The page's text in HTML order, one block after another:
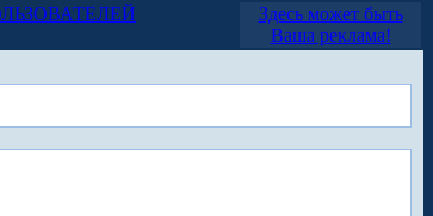
Здесь может быть
Ваша реклама!